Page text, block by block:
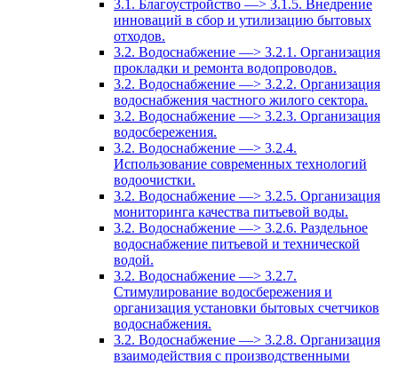
3.1. Благоустройство —> 3.1.5. Внедрение
инноваций в сбор и утилизацию бытовых
отходов.
3.2. Водоснабжение —> 3.2.1. Организация
прокладки и ремонта водопроводов.
3.2. Водоснабжение —> 3.2.2. Организация
водоснабжения частного жилого сектора.
3.2. Водоснабжение —> 3.2.3. Организация
водосбережения.
3.2. Водоснабжение —> 3.2.4.
Использование современных технологий
водоочистки.
3.2. Водоснабжение —> 3.2.5. Организация
мониторинга качества питьевой воды.
3.2. Водоснабжение —> 3.2.6. Раздельное
водоснабжение питьевой и технической
водой.
3.2. Водоснабжение —> 3.2.7.
Стимулирование водосбережения и
организация установки бытовых счетчиков
водоснабжения.
3.2. Водоснабжение —> 3.2.8. Организация
взаимодействия с производственными